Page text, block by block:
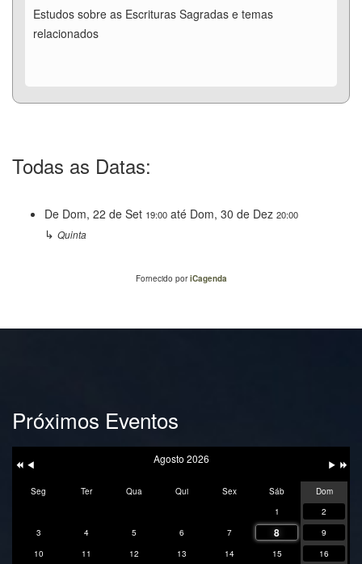
Estudos sobre as Escrituras Sagradas e temas
relacionados
Todas as Datas:
De Dom, 22 de Set 19:00 até Dom, 30 de Dez 20:00
↳ Quinta
Fornecido poriCagenda
Próximos Eventos
Ano
Anterior
Mês
Anterior Ano
Mês
Agosto 2026
Seg Ter Qua Qui Sex Sáb
Dom
1
2
3
4 5 6 7 8
9
10
11 12 13 14 15
16